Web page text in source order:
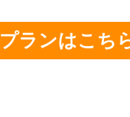
ランはこち